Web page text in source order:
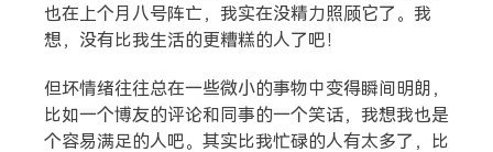
也在上个月八号阵亡，我实在没精力照顾它了。我
想，没有比我生活的更糟糕的人了吧！
但坏情绪往往总在一些微小的事物中变得瞬间明朗，
比如一个博友的评论和同事的一个笑话，我想我也是
个容易满足的人吧。其实比我忙碌的人有太多了，比